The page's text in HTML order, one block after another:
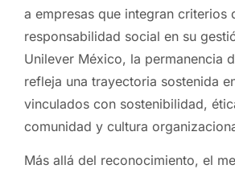
a empresas que integran criterios
responsabilidad social en su
Unilever México, la permanencia
refleja una trayectoria sostenida
vinculados con sostenibilidad,
comunidad y cultura
Más allá del reconocimiento, el